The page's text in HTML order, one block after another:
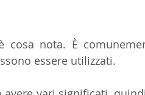
nota. È
essere utilizzati.